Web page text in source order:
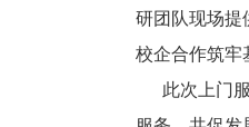
研团队现场提
校企合作筑牢
此次上门服